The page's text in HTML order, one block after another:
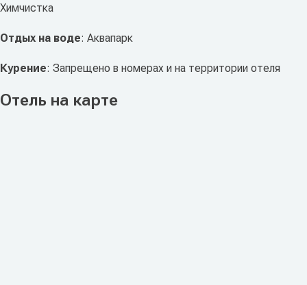
Химчистка
Отдых на воде: Аквапарк
Курение: Запрещено в номерах и на территории отеля
Отель на карте